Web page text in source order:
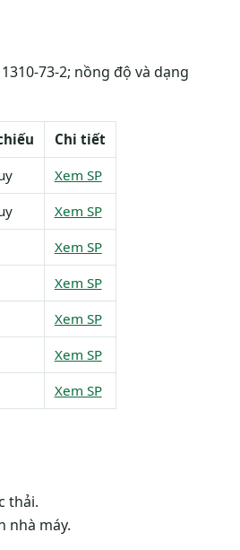
73-2; nồng độ và dạng
Chi tiết
Xem SP
Xem SP
Xem SP
Xem SP
Xem SP
Xem SP
Xem SP
thải.
nhà máy.